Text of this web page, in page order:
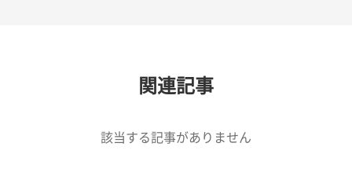
関連記事
該当する記事がありません